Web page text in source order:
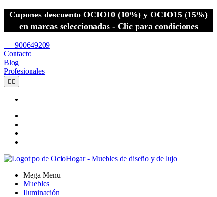
Cupones descuento OCIO10 (10%) y OCIO15 (15%)
en marcas seleccionadas - Clic para condiciones
900649209
Contacto
Blog
Profesionales
 
Mega Menu
Muebles
Iluminación